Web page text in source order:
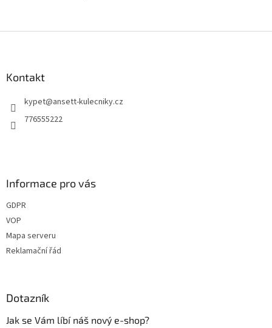
Kontakt
kypet@ansett-kulecniky.cz
776555222
Informace pro vás
GDPR
VOP
Mapa serveru
Reklamační řád
Dotazník
Jak se Vám líbí náš nový e-shop?